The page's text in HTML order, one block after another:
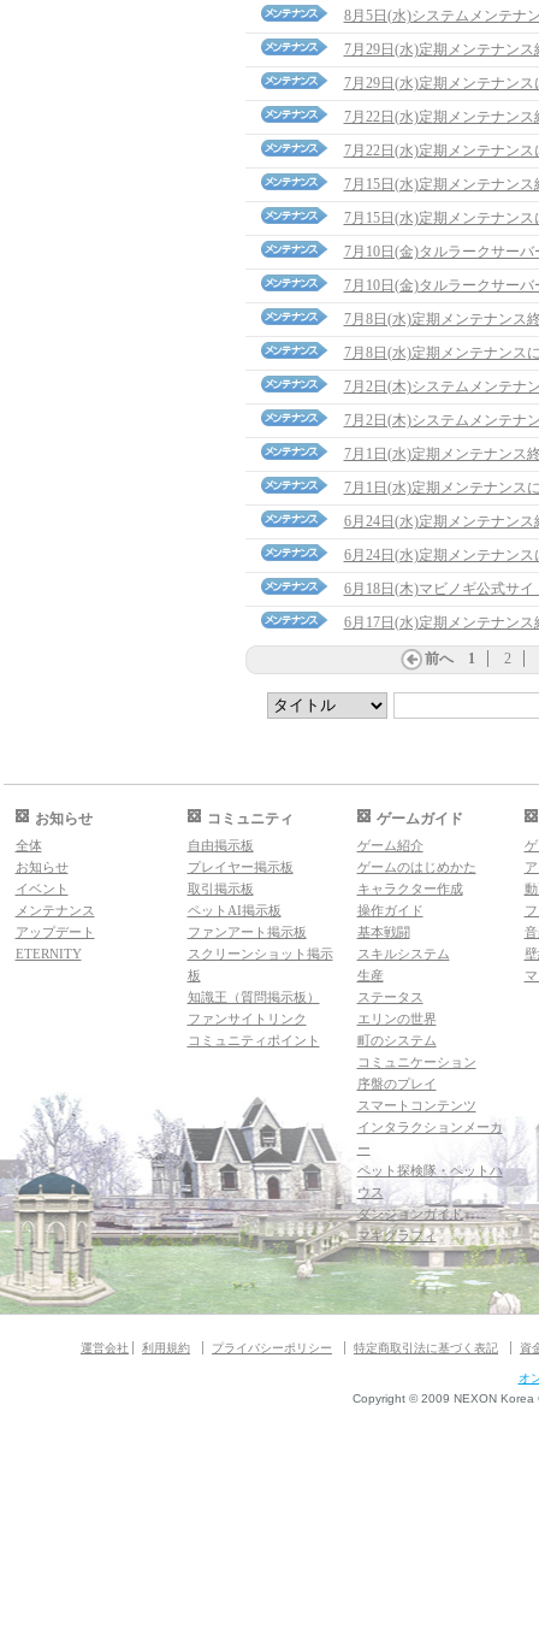
8月5日(水)システムメンテナ
7月29日(水)定期メンテナン
7月29日(水)定期メンテナンス
7月22日(水)定期メンテナン
7月22日(水)定期メンテナンス
7月15日(水)定期メンテナン
7月15日(水)定期メンテナンス
7月10日(金)タルラークサー
7月10日(金)タルラークサー
7月8日(水)定期メンテナンス
7月8日(水)定期メンテナンス
7月2日(木)システムメンテナ
7月2日(木)システムメンテナ
7月1日(水)定期メンテナンス
7月1日(水)定期メンテナンス
6月24日(水)定期メンテナン
6月24日(水)定期メンテナンス
6月18日(木)マビノギ公式サ
6月17日(水)定期メンテナン
前へ 1 2
お知らせ
全体
お知らせ
イベント
メンテナンス
アップデート
ETERNITY
コミュニティ
自由掲示板
プレイヤー掲示板
取引掲示板
ペットAI掲示板
ファンアート掲示板
スクリーンショット掲示
板
知識王（質問掲示板）
ファンサイトリンク
コミュニティポイント
ゲームガイド
ゲーム紹介
ゲームのはじめかた
キャラクター作成
操作ガイド
基本戦闘
スキルシステム
生産
ステータス
エリンの世界
町のシステム
コミュニケーション
序盤のプレイ
スマートコンテンツ
インタラクションメーカ
ー
ペット探検隊・ペットハ
ウス
ダンジョンガイド
マギグラフィ
運営会社 利用規約 プライバシーポリシー 特定商取引法に基づく表記 資
オ
Copyright © 2009 NEXON Korea